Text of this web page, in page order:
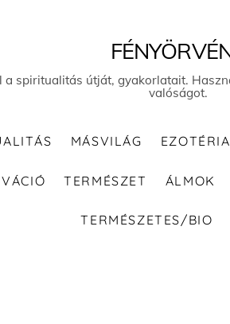
a spiritualitás útját, gyakorlatait.
valóságot.
MÁSVILÁG EZOTÉRIA
TERMÉSZET ÁLMOK
TERMÉSZETES/BIO